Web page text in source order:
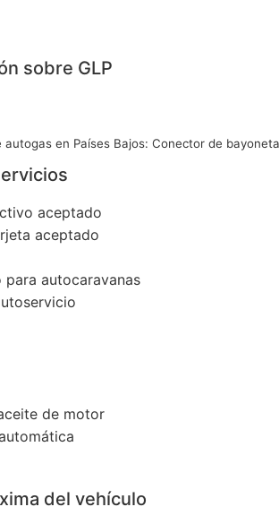
sobre GLP
autogas en Países Bajos: Conector de bayoneta
aceptado
aceptado
para autocaravanas
de motor
del vehículo